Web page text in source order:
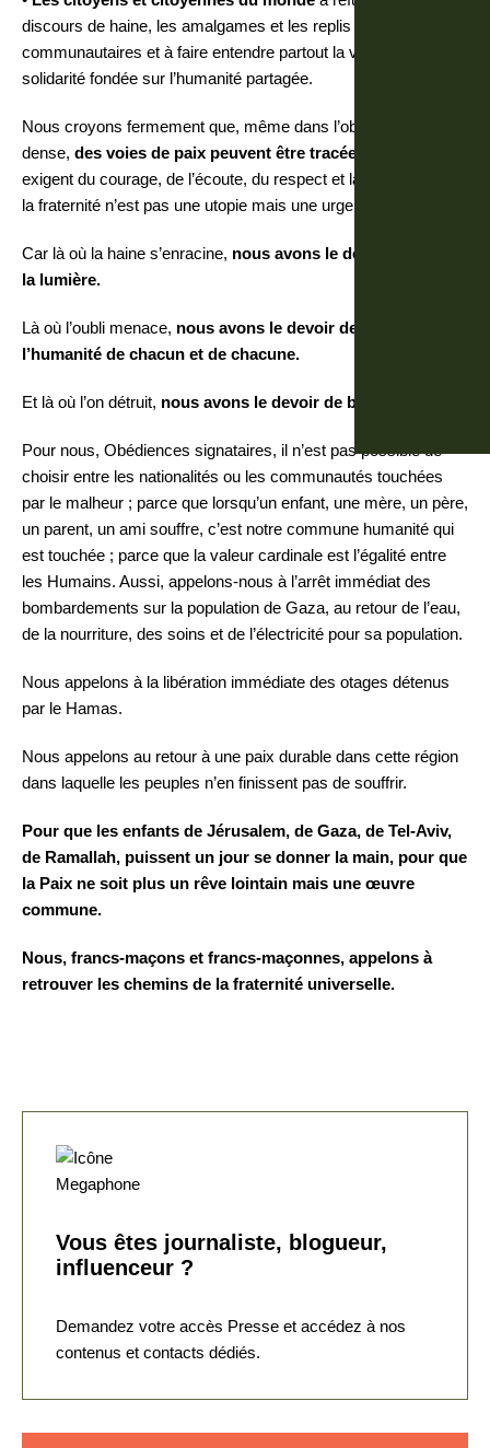
discours de haine, les amalgames et les replis
communautaires et à faire entendre partout la voix d’une
solidarité fondée sur l’humanité partagée.
Nous croyons fermement que, même dans l’obscurité la plus
dense, des voies de paix peuvent être tracées
exigent du courage, de l’écoute, du respect et la conviction que
la fraternité n’est pas une utopie mais une urgence.
Car là où la haine s’enracine, nous avons le devoir de porter
la lumière.
Là où l’oubli menace, nous avons le devoir de rappeler
l’humanité de chacun et de chacune.
Et là où l’on détruit, nous avons le devoir de bâtir.
Pour nous, Obédiences signataires, il n’est pas possible de
choisir entre les nationalités ou les communautés touchées
par le malheur ; parce que lorsqu’un enfant, une mère, un père,
un parent, un ami souffre, c’est notre commune humanité qui
est touchée ; parce que la valeur cardinale est l’égalité entre
les Humains. Aussi, appelons-nous à l’arrêt immédiat des
bombardements sur la population de Gaza, au retour de l’eau,
de la nourriture, des soins et de l’électricité pour sa population.
Nous appelons à la libération immédiate des otages détenus
par le Hamas.
Nous appelons au retour à une paix durable dans cette région
dans laquelle les peuples n’en finissent pas de souffrir.
Pour que les enfants de Jérusalem, de Gaza, de Tel-Aviv,
de Ramallah, puissent un jour se donner la main, pour que
la Paix ne soit plus un rêve lointain mais une œuvre
commune.
Nous, francs-maçons et francs-maçonnes, appelons à
retrouver les chemins de la fraternité universelle.
Vous êtes journaliste, blogueur,
influenceur ?
Demandez votre accès Presse et accédez à nos
contenus et contacts dédiés.